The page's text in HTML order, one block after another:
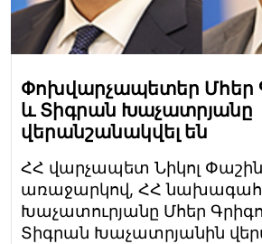
Փոխվարչապետեր Մհեր
և Տիգրան Խաչատրյանը
վերանշանակվել են
ՀՀ վարչապետ Նիկոլ
առաջարկով, ՀՀ
Խաչատուրյանը Մհեր
Տիգրան Խաչատրյանին